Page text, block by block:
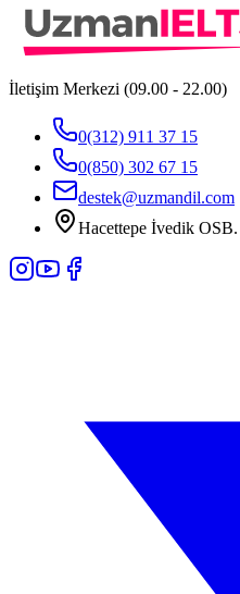
İletişim Merkezi (09.00 - 22.00)
0(312) 911 37 15
0(850) 302 67 15
destek@uzmandil.com
Hacettepe İvedik